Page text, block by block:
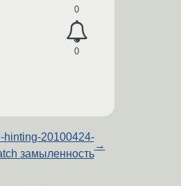
0
0
20100424-
замыленность
→